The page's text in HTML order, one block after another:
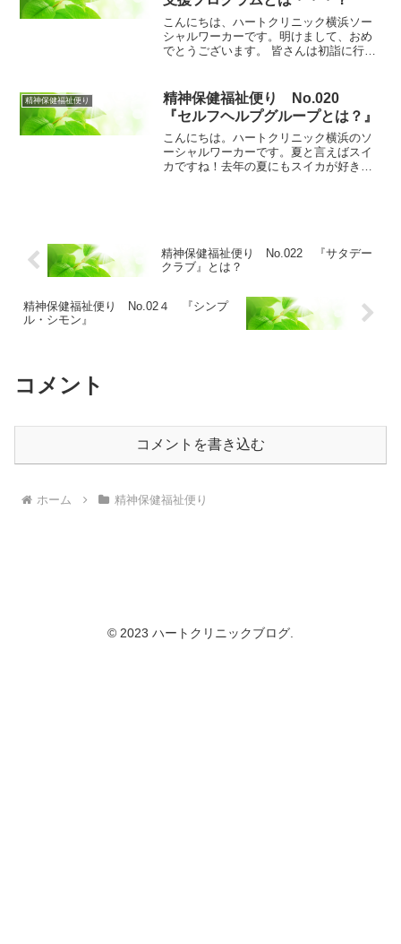
こんにちは、ハートクリニック横浜ソー
シャルワーカーです。明けまして、おめ
でとうございます。 皆さんは初詣に行か
たのですが、結果は・・・・・・・「中
吉」でした。喜んでいい...
精神保健福祉便り
精神保健福祉便り No.020
『セルフヘルプグループとは？』
こんにちは。ハートクリニック横浜のソ
ーシャルワーカーです。夏と言えばスイ
カですね！去年の夏にもスイカが好きだ
精神保健福祉便り No.022 『サタデー
クラブ』とは？
精神保健福祉便り No.02４ 『シンプ
ル・シモン』
コメント
コメントを書き込む
ホーム 精神保健福祉便り
© 2023 ハートクリニックブログ.